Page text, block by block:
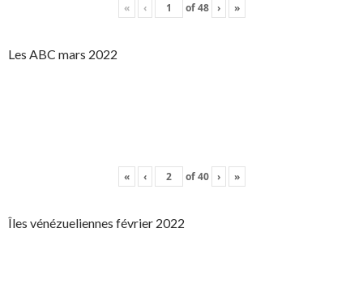
« ‹ of48 › »
Les ABC mars 2022
« ‹ of40 › »
Îles vénézueliennes février 2022